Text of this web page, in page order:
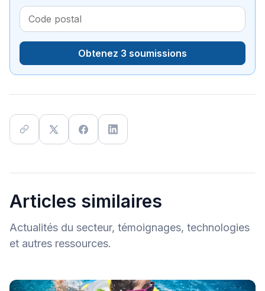
Obtenez 3 soumissions
Articles similaires
Actualités du secteur, témoignages, technologies
et autres ressources.